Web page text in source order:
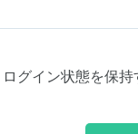
ログイン状態を保持